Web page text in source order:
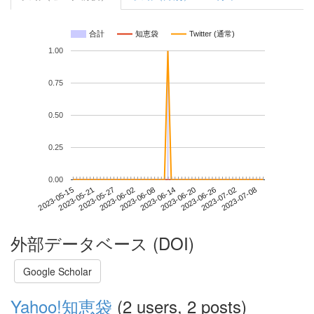
合計 知恵袋 Twitter (通常)
2023-05-152023-05-212023-05-272023-06-022023-06-082023-06-142023-06-202023-06-262023-07-022023-07-08
0.00
0.25
0.50
0.75
1.00
外部データベース (DOI)
Google Scholar
Yahoo!知恵袋 (2 users, 2 posts)